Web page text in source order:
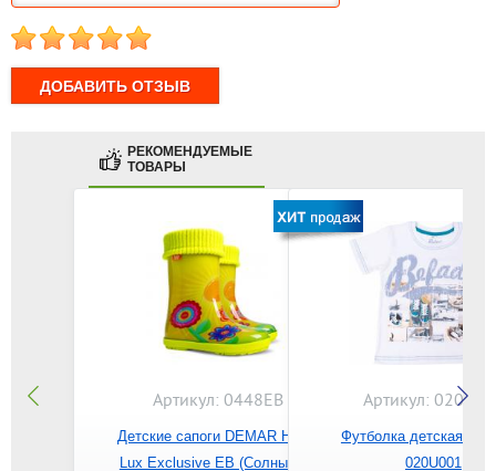
1 2 3 4 5
РЕКОМЕНДУЕМЫЕ
ТОВАРЫ
Артикул: 0448EB
Детские сапоги DEMAR Hawai
Lux Exclusive EB (Солнышко)
Артикул:
Футболка детская
020U001